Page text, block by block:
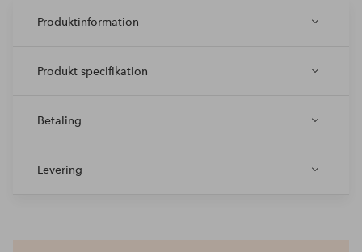
Produktinformation
Produkt specifikation
Betaling
Levering